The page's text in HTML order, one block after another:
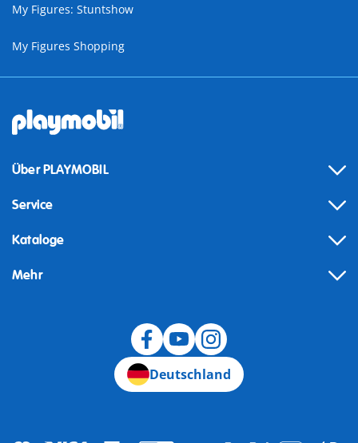
My Figures: Stuntshow
My Figures Shopping
Über PLAYMOBIL
Service
Kataloge
Mehr
Deutschland